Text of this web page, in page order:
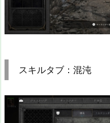
スキルタブ：混沌